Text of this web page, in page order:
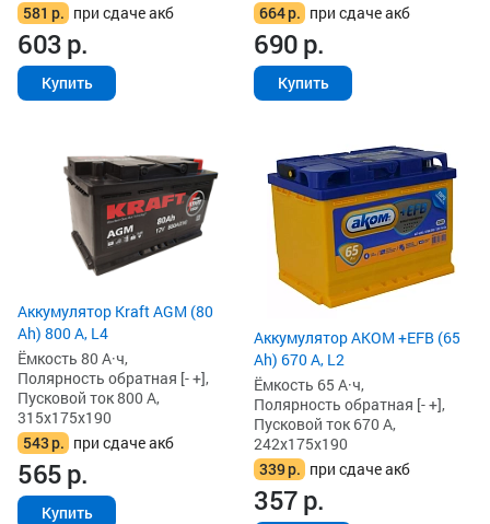
581 р. при сдаче акб
603р.
Купить
664р. при сдаче акб
690р.
Купить
Аккумулятор Kraft AGM (80
Ah) 800 А, L4
Ёмкость 80 А·ч,
Полярность обратная [- +],
Пусковой ток 800 А,
315x175x190
543р. при сдаче акб
565р.
Купить
Аккумулятор AKOM +EFB (65
Ah) 670 А, L2
Ёмкость 65 А·ч,
Полярность обратная [- +],
Пусковой ток 670 А,
242x175x190
339р. при сдаче акб
357р.